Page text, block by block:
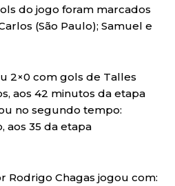
do jogo foram marcados
(São Paulo); Samuel e
2×0 com gols de Talles
aos 42 minutos da etapa
no segundo tempo:
aos 35 da etapa
Rodrigo Chagas jogou com: